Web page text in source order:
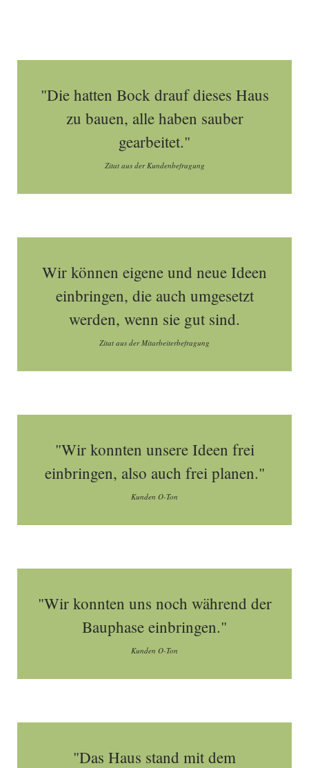
"Die hatten Bock drauf dieses Haus
zu bauen, alle haben sauber
gearbeitet."
Zitat aus der Kundenbefragung
Wir können eigene und neue Ideen
einbringen, die auch umgesetzt
werden, wenn sie gut sind.
Zitat aus der Mitarbeiterbefragung
"Wir konnten unsere Ideen frei
einbringen, also auch frei planen."
Kunden O-Ton
"Wir konnten uns noch während der
Bauphase einbringen."
Kunden O-Ton
"Das Haus stand mit dem